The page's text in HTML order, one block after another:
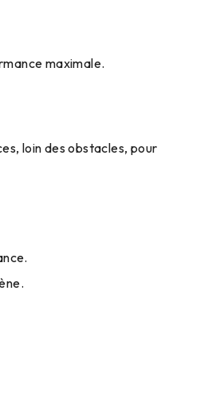
maximale.
loin des obstacles, pour